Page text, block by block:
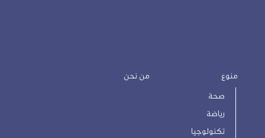
منوع
صحة
رياضة
تكنولوجيا
من نحن